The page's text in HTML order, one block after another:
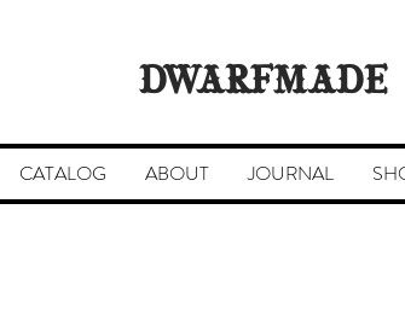
DWARFMADE
CATALOG ABOUT JOURNAL